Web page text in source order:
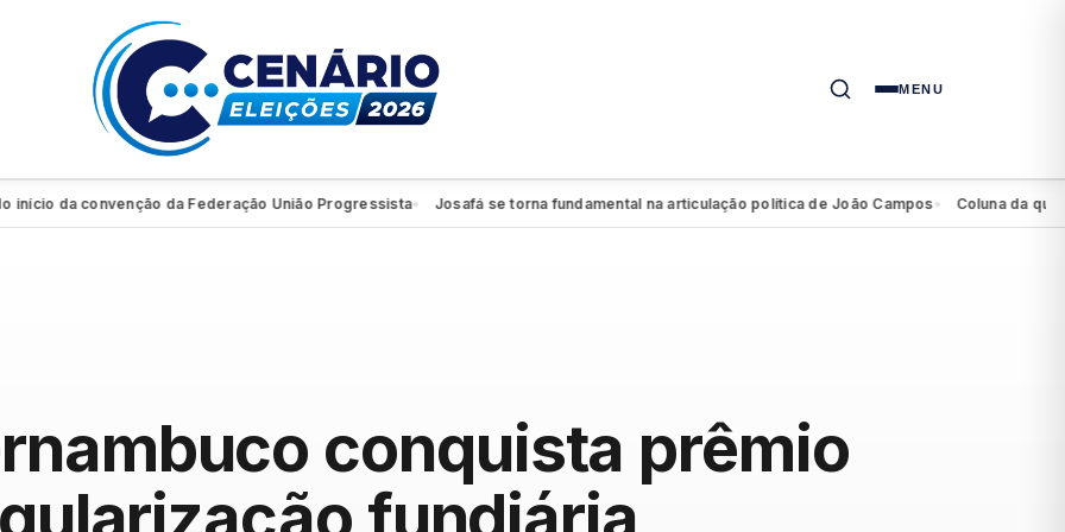
MENU
convenção da Federação União Progressista● Josafá se torna fundamental na articulação política de João Campos● Coluna da quarta: a
conquista prêmio